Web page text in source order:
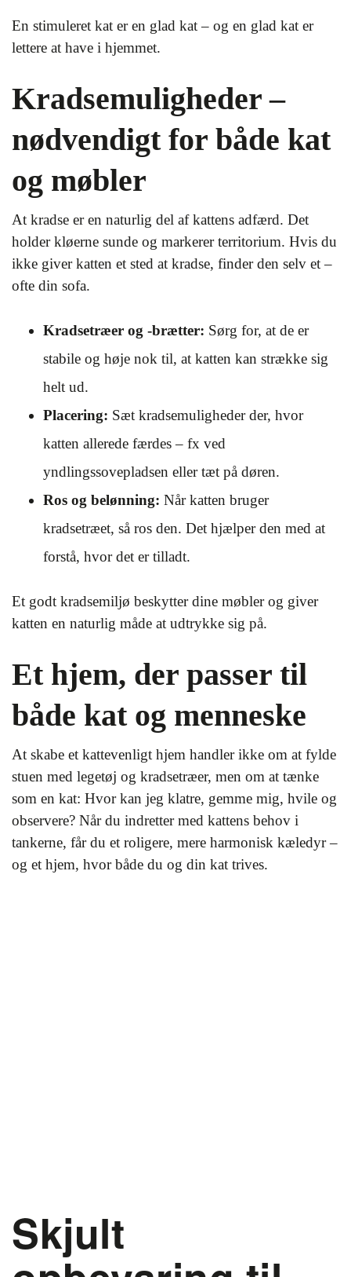
En stimuleret kat er en glad kat – og en glad kat er
lettere at have i hjemmet.
Kradsemuligheder –
nødvendigt for både kat
og møbler
At kradse er en naturlig del af kattens adfærd. Det
holder kløerne sunde og markerer territorium. Hvis du
ikke giver katten et sted at kradse, finder den selv et –
ofte din sofa.
Kradsetræer og -brætter: Sørg for, at de er
stabile og høje nok til, at katten kan strække sig
helt ud.
Placering: Sæt kradsemuligheder der, hvor
katten allerede færdes – fx ved
yndlingssovepladsen eller tæt på døren.
Ros og belønning: Når katten bruger
kradsetræet, så ros den. Det hjælper den med at
forstå, hvor det er tilladt.
Et godt kradsemiljø beskytter dine møbler og giver
katten en naturlig måde at udtrykke sig på.
Et hjem, der passer til
både kat og menneske
At skabe et kattevenligt hjem handler ikke om at fylde
stuen med legetøj og kradsetræer, men om at tænke
som en kat: Hvor kan jeg klatre, gemme mig, hvile og
observere? Når du indretter med kattens behov i
tankerne, får du et roligere, mere harmonisk kæledyr –
og et hjem, hvor både du og din kat trives.
Skjult